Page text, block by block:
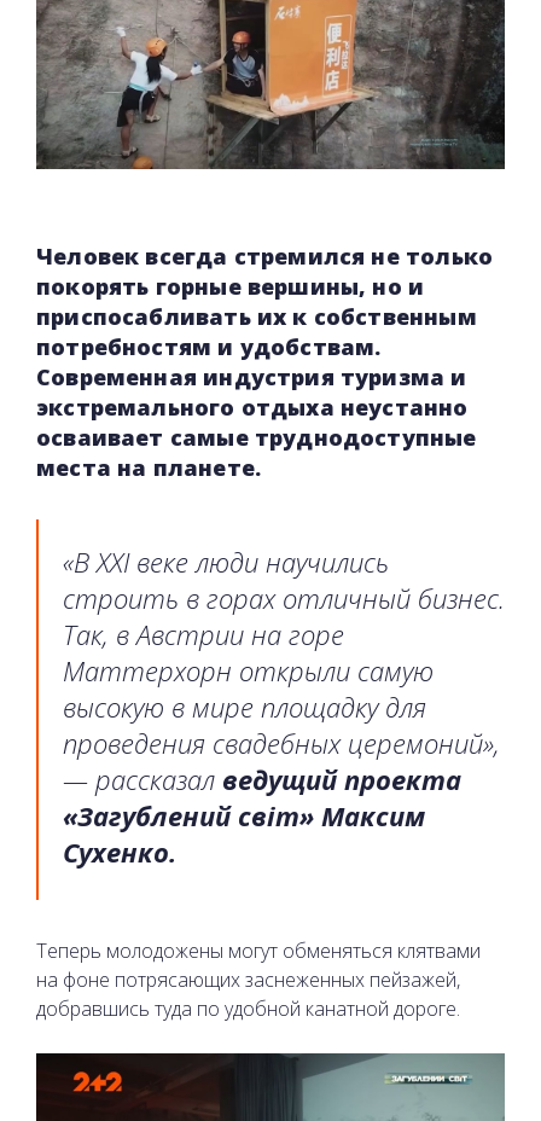
Человек всегда стремился не только
покорять горные вершины, но и
приспосабливать их к собственным
потребностям и удобствам.
Современная индустрия туризма и
экстремального отдыха неустанно
осваивает самые труднодоступные
места на планете.
«В XXI веке люди научились
строить в горах отличный бизнес.
Так, в Австрии на горе
Маттерхорн открыли самую
высокую в мире площадку для
проведения свадебных церемоний»,
— рассказал ведущий проекта
«Загублений світ» Максим
Сухенко.
Теперь молодожены могут обменяться клятвами
на фоне потрясающих заснеженных пейзажей,
добравшись туда по удобной канатной дороге.